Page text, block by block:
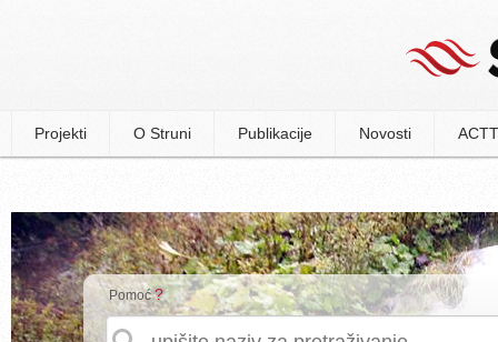
Projekti O Struni Publikacije Novosti
Pomoć?